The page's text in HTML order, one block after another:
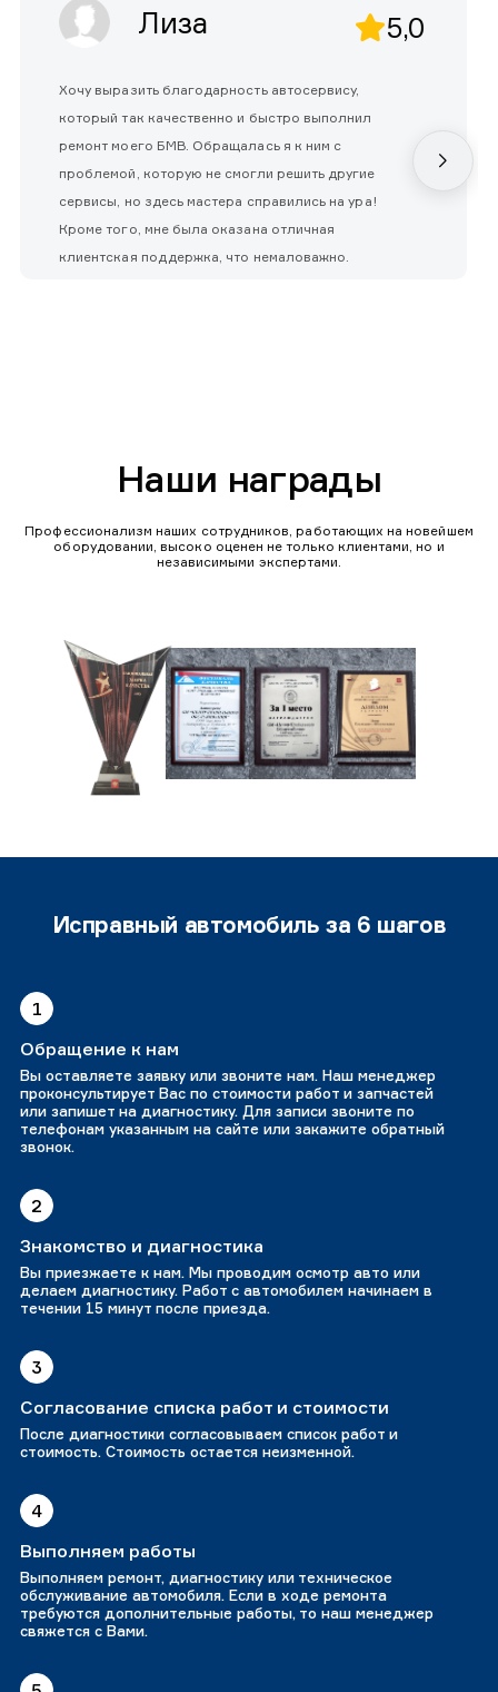
Лиза 5,0
Хочу выразить благодарность автосервису,
который так качественно и быстро выполнил
ремонт моего БМВ. Обращалась я к ним с
проблемой, которую не смогли решить другие
сервисы, но здесь мастера справились на ура!
Кроме того, мне была оказана отличная
клиентская поддержка, что немаловажно.
Наши награды
Профессионализм наших сотрудников, работающих на новейшем
оборудовании, высоко оценен не только клиентами, но и
независимыми экспертами.
Исправный автомобиль за 6 шагов
1
Обращение к нам
Вы оставляете заявку или звоните нам. Наш менеджер
проконсультирует Вас по стоимости работ и запчастей
или запишет на диагностику. Для записи звоните по
телефонам указанным на сайте или закажите обратный
звонок.
2
Знакомство и диагностика
Вы приезжаете к нам. Мы проводим осмотр авто или
делаем диагностику. Работ с автомобилем начинаем в
течении 15 минут после приезда.
3
Согласование списка работ и стоимости
После диагностики согласовываем список работ и
стоимость. Стоимость остается неизменной.
4
Выполняем работы
Выполняем ремонт, диагностику или техническое
обслуживание автомобиля. Если в ходе ремонта
требуются дополнительные работы, то наш менеджер
свяжется с Вами.